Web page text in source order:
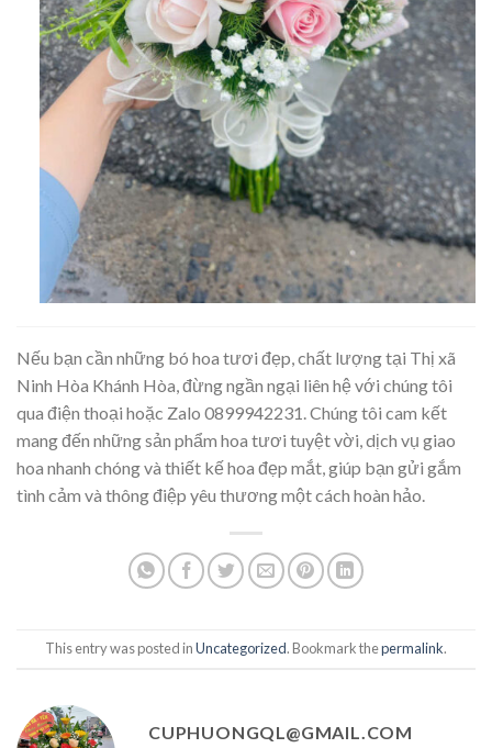
Nếu bạn cần những bó hoa tươi đẹp, chất lượng tại Thị xã
Ninh Hòa Khánh Hòa, đừng ngần ngại liên hệ với chúng tôi
qua điện thoại hoặc Zalo 0899942231. Chúng tôi cam kết
mang đến những sản phẩm hoa tươi tuyệt vời, dịch vụ giao
hoa nhanh chóng và thiết kế hoa đẹp mắt, giúp bạn gửi gắm
tình cảm và thông điệp yêu thương một cách hoàn hảo.
This entry was posted inUncategorized. Bookmark thepermalink.
CUPHUONGQL@GMAIL.COM